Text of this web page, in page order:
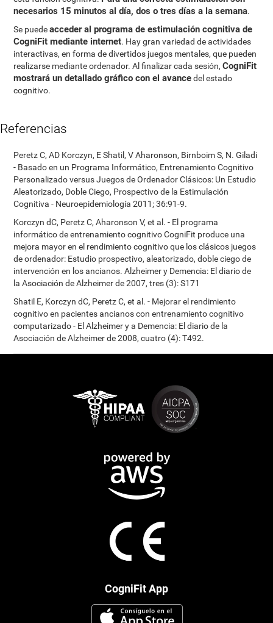
necesarios 15 minutos al día, dos o tres días a la semana.
Se puedeacceder al programa de estimulación cognitiva de
CogniFit mediante internet. Hay gran variedad de actividades
interactivas, en forma de divertidos juegos mentales, que pueden
realizarse mediante ordenador. Al finalizar cada sesión,CogniFit
mostrará un detallado gráfico con el avancedel estado
cognitivo.
Referencias
Peretz C, AD Korczyn, E Shatil, V Aharonson, Birnboim S, N. Giladi
- Basado en un Programa Informático, Entrenamiento Cognitivo
Personalizado versus Juegos de Ordenador Clásicos: Un Estudio
Aleatorizado, Doble Ciego, Prospectivo de la Estimulación
Cognitiva - Neuroepidemiología 2011; 36:91-9.
Korczyn dC, Peretz C, Aharonson V, et al. - El programa
informático de entrenamiento cognitivo CogniFit produce una
mejora mayor en el rendimiento cognitivo que los clásicos juegos
de ordenador: Estudio prospectivo, aleatorizado, doble ciego de
intervención en los ancianos. Alzheimer y Demencia: El diario de
la Asociación de Alzheimer de 2007, tres (3): S171
Shatil E, Korczyn dC, Peretz C, et al. - Mejorar el rendimiento
cognitivo en pacientes ancianos con entrenamiento cognitivo
computarizado - El Alzheimer y a Demencia: El diario de la
Asociación de Alzheimer de 2008, cuatro (4): T492.
CogniFit App